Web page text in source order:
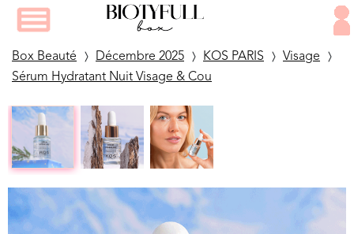
Box Beauté Décembre 2025 KOS PARIS
Visage
Sérum Hydratant Nuit Visage & Cou